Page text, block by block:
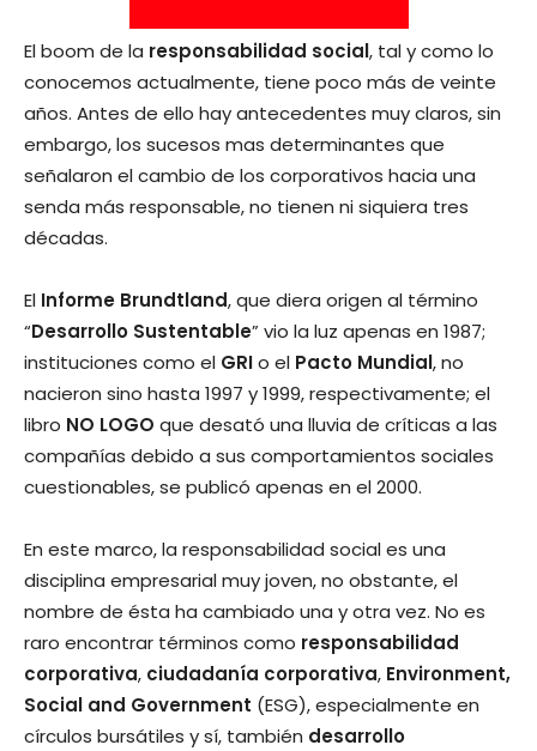
El boom de la responsabilidad social, tal y como lo
conocemos actualmente, tiene poco más de veinte
años. Antes de ello hay antecedentes muy claros, sin
embargo, los sucesos mas determinantes que
señalaron el cambio de los corporativos hacia una
senda más responsable, no tienen ni siquiera tres
décadas.
El Informe Brundtland, que diera origen al término
“Desarrollo Sustentable” vio la luz apenas en 1987;
instituciones como el GRIo el Pacto Mundial, no
nacieron sino hasta 1997 y 1999, respectivamente; el
libro NO LOGO que desató una lluvia de críticas a las
compañías debido a sus comportamientos sociales
cuestionables, se publicó apenas en el 2000.
En este marco, la responsabilidad social es una
disciplina empresarial muy joven, no obstante, el
nombre de ésta ha cambiado una y otra vez. No es
raro encontrar términos como responsabilidad
corporativa, ciudadanía corporativa, Environment,
Social and Government (ESG), especialmente en
círculos bursátiles y sí, también desarrollo